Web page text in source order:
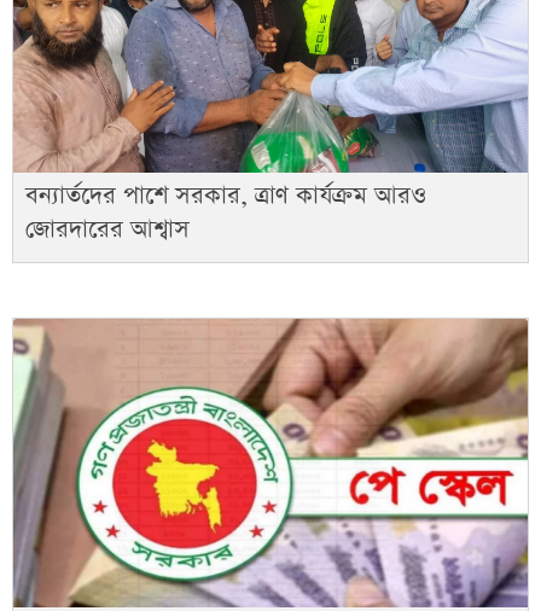
বন্যার্তদের পাশে সরকার, ত্রাণ কার্যক্রম আরও
জোরদারের আশ্বাস